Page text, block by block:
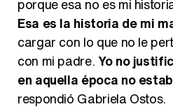
porque esa no es mi
Esa es la historia de mi
cargar con lo que no le
con mi padre. Yo no
en aquella época no
respondió Gabriela Ostos.